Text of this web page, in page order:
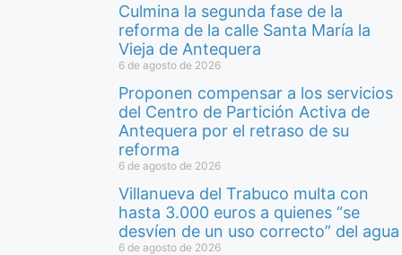
Culmina la segunda fase de la
reforma de la calle Santa María la
Vieja de Antequera
6 de agosto de 2026
Proponen compensar a los servicios
del Centro de Partición Activa de
Antequera por el retraso de su
reforma
6 de agosto de 2026
Villanueva del Trabuco multa con
hasta 3.000 euros a quienes “se
desvíen de un uso correcto” del agua
6 de agosto de 2026